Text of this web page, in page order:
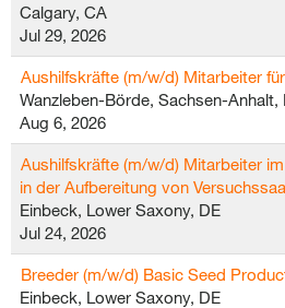
Calgary, CA
Jul 29, 2026
Aushilfskräfte (m/w/d) Mitarbeiter
Wanzleben-Börde, Sachsen-Anhalt,
Aug 6, 2026
Aushilfskräfte (m/w/d) Mitarbeiter
in der Aufbereitung von
Einbeck, Lower Saxony, DE
Jul 24, 2026
Breeder (m/w/d) Basic Seed
Einbeck, Lower Saxony, DE